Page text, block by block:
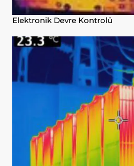
Elektronik Devre Kontrolü